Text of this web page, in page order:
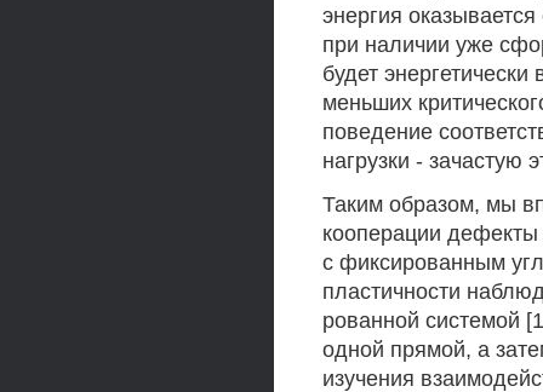
энергия
при наличии уже
будет
меньших
поведение
нагрузки - зачастую
Таким образом, мы
кооперации
с фиксированным
пластичности
рованной системой
одной прямой, а
изучения